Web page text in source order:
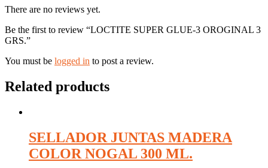
There are no reviews yet.
Be the first to review “LOCTITE SUPER GLUE-3 OROGINAL 3
GRS.”
You must be logged in to post a review.
Related products
SELLADOR JUNTAS MADERA
COLOR NOGAL 300 ML.